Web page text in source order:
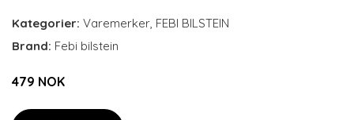
Kategorier: Varemerker, FEBI BILSTEIN
Brand: Febi bilstein
479 NOK